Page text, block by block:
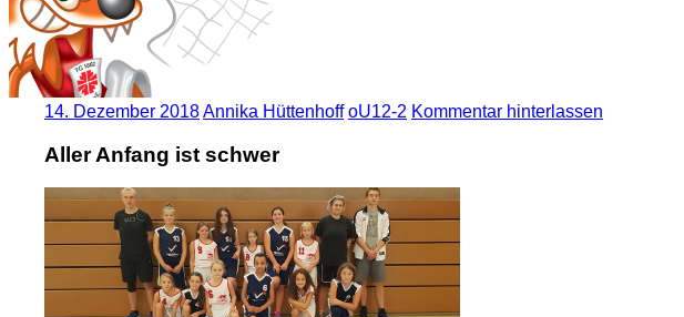
14. Dezember 2018Annika Hüttenhoff oU12-2 Kommentar hinterlassen
Aller Anfang ist schwer